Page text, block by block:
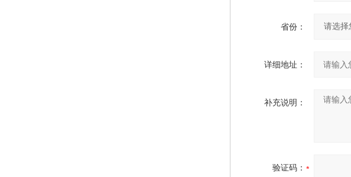
省份：
详细地址：
补充说明：
验证码：